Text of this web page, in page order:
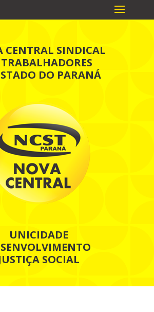
CENTRAL SINDICAL
TRABALHADORES
DO PARANÁ
UNICIDADE
SOCIAL